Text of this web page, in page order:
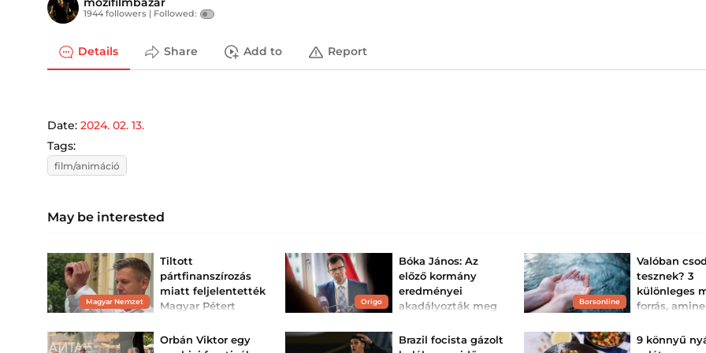
1944 followers | Followed:
Details Share Add to Report
Date: 2024. 02. 13.
Tags:
film/animáció
May be interested
Magyar Nemzet
Tiltott
pártfinanszírozás
miatt feljelentették
Magyar Pétert
forrásból készült videókkal
népszerűsíthette a Tisza
Origo
Bóka János: Az
előző kormány
eredményei
akadályozták meg
A Fidesz frakcióvezetője
szerint a kabinet képtelen
Borsonline
Valóban
tesznek? 3
különleges
forrás,
Orbán Viktor egy
Brazil focista gázolt
9 könnyű